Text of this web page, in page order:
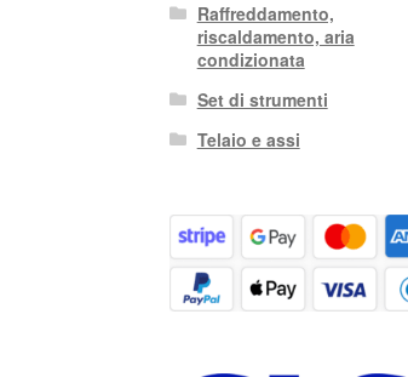
Raffreddamento,
riscaldamento, aria
condizionata
Set di strumenti
Telaio e assi